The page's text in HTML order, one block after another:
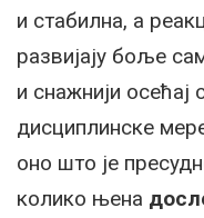
и стабилна, а
развијају боље
и снажнији осећај
дисциплинске
оно што је
колико њена